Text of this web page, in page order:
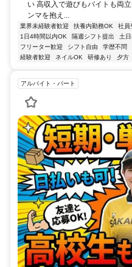
い 高収入で遊びもバイトも両
ンマを抱え...
業界未経験者歓迎 扶養内勤務OK 社員
1日4時間以内OK
隔週シフト提出 土
フリーター歓迎
シフト自由 学歴不問
経験者歓迎
ネイルOK 研修あり 夕方
アルバイト・パート